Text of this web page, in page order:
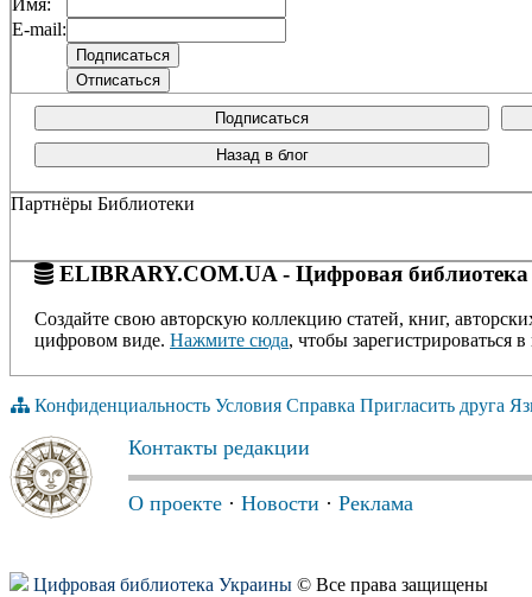
Имя:
E-mail:
Подписаться
Назад в блог
Партнёры Библиотеки
ELIBRARY.COM.UA - Цифровая библиотека
Создайте свою авторскую коллекцию статей, книг,
цифровом виде. Нажмите сюда, чтобы зарегистрироваться в
Конфиденциальность Условия Справка Пригласить друга
Контакты редакции
О проекте · Новости · Реклама
Цифровая библиотека Украины © Все права защищены